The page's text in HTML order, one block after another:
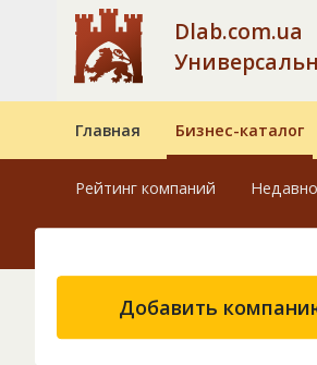
Dlab.com.ua
Главная Бизнес-каталог
Рейтинг компаний
Добавить